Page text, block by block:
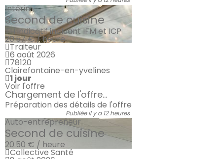
Intérim
Second de cuisine
TH indicatif incluant IFM et ICP
20.57 € / heure
Traiteur
6 août 2026
78120
Clairefontaine-en-yvelines
1 jour
Voir l'offre
Chargement de l'offre...
Préparation des détails de l'offre
Publiée il y a 12 heures
Auto-entrepreneur
Second de cuisine
20.50 € / heure
Collective Santé